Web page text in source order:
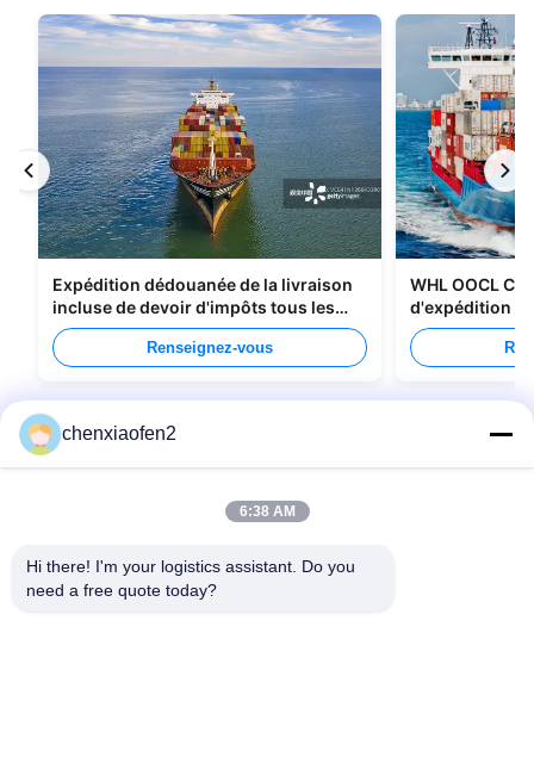
Expédition dédouanée de la livraison
incluse de devoir d'impôts tous les
types d'emballage
Renseignez-vous
WHL OOCL
d'expédition
Chine au
chenxiaofen2
6:38 AM
Hi there! I'm your logistics assistant. Do you
need a free quote today?